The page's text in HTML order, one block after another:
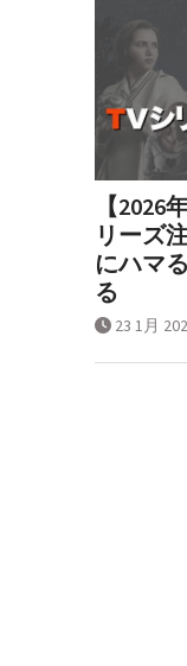
【
リーズ
にハマ
る
23 1月